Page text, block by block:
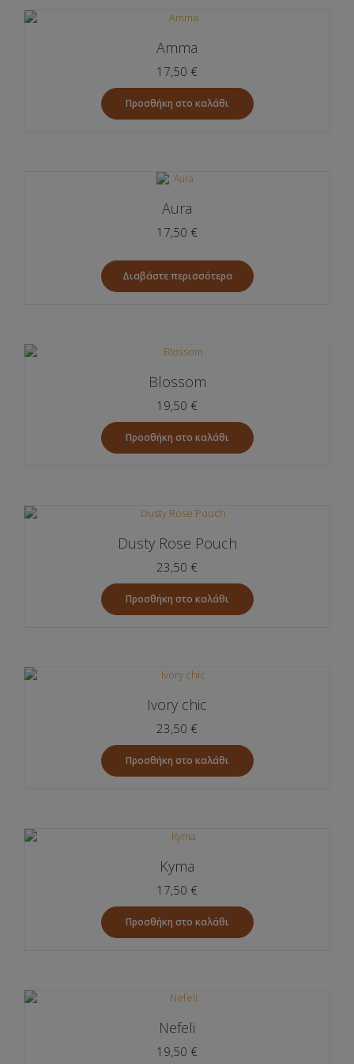
Amma
17,50 €
Προσθήκη στο καλάθι
Aura
17,50 €
Διαβάστε περισσότερα
Blossom
19,50 €
Προσθήκη στο καλάθι
Dusty Rose Pouch
23,50 €
Προσθήκη στο καλάθι
Ivory chic
23,50 €
Προσθήκη στο καλάθι
Kyma
17,50 €
Προσθήκη στο καλάθι
Nefeli
19,50 €